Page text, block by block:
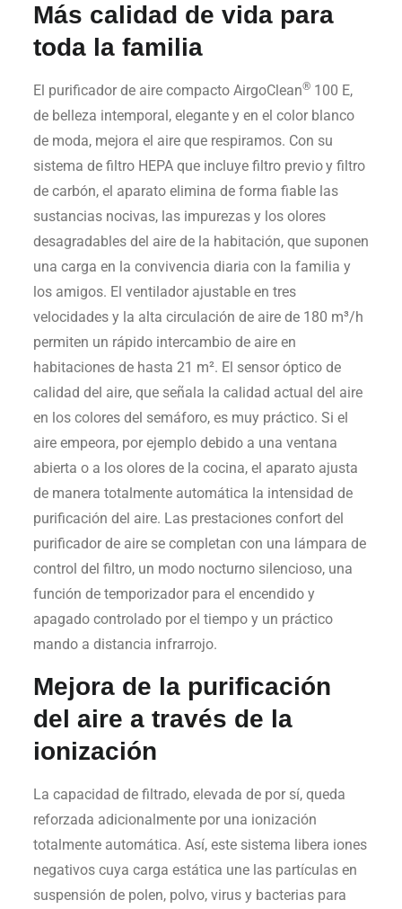
Más calidad de vida para
toda la familia
El purificador de aire compacto AirgoClean®100 E,
de belleza intemporal, elegante y en el color blanco
de moda, mejora el aire que respiramos. Con su
sistema de filtro HEPA que incluye filtro previoy filtro
de carbón, el aparato elimina de forma fiable las
sustancias nocivas, las impurezas y los olores
desagradables del aire de la habitación, que suponen
una carga en la convivencia diaria con la familia y
los amigos. El ventilador ajustable en tres
velocidades y la alta circulación de aire de 180 m³/h
permiten un rápido intercambio de aire en
habitaciones de hasta 21 m². El sensor óptico de
calidad del aire, que señala la calidad actual del aire
en los colores del semáforo, es muy práctico. Si el
aire empeora, por ejemplo debido a una ventana
abierta o a los olores de la cocina, el aparato ajusta
de manera totalmente automática la intensidad de
purificación del aire. Las prestaciones confort del
purificador de aire se completan con una lámpara de
control del filtro, un modo nocturno silencioso, una
función de temporizador para el encendido y
apagado controlado por el tiempo y un práctico
mando a distancia infrarrojo.
Mejora de la purificación
del aire a través de la
ionización
La capacidad de filtrado, elevada de por sí, queda
reforzada adicionalmente por una ionización
totalmente automática. Así, este sistema libera iones
negativos cuya carga estática une las partículas en
suspensión de polen, polvo, virus y bacterias para